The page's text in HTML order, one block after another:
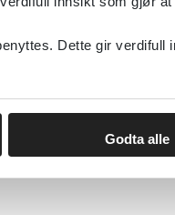
Dette gir verdifull
Godta alle